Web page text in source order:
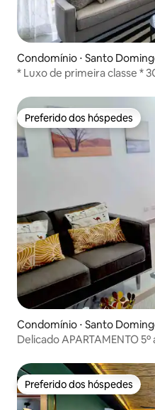
Condomínio ⋅ Santo
* Luxo de primeira classe *
Preferido dos hóspedes
Preferido dos hóspedes
Condomínio ⋅ Santo
Delicado APARTAMENTO
Preferido dos hóspedes
Preferido dos hóspedes